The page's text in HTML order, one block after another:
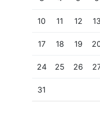
10 11 12 13
17 18 19
24 25 26
31